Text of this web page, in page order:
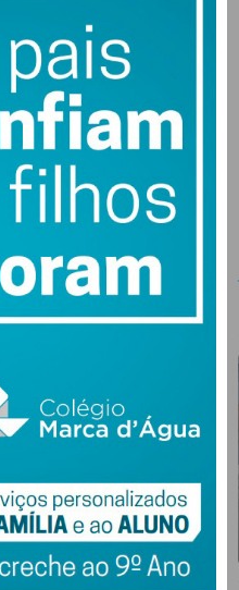
em coletor de
na
da
no rio Eiriz
AGOSTO 2026